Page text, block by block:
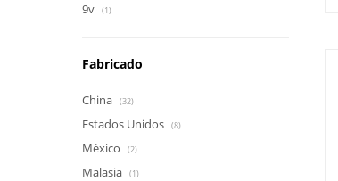
9v (1)
Fabricado
China (32)
Estados Unidos (8)
México (2)
Malasia (1)